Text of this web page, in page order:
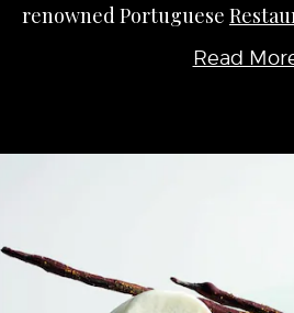
renowned Portuguese
Read